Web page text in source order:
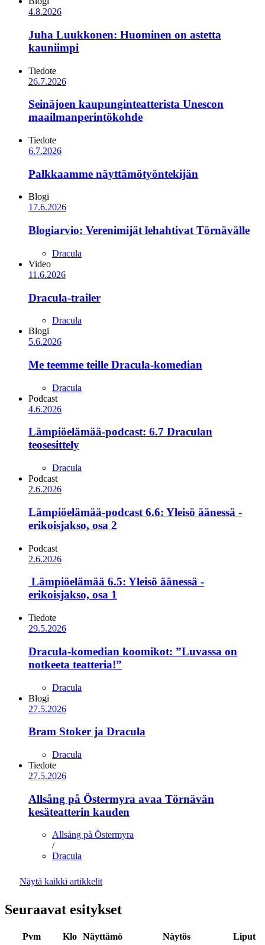
4.8.2026
Juha Luukkonen: Huominen on astetta
kauniimpi
Tiedote
26.7.2026
Seinäjoen kaupunginteatterista Unescon
maailmanperintökohde
Tiedote
6.7.2026
Palkkaamme näyttämötyöntekijän
Blogi
17.6.2026
Blogiarvio: Verenimijät lehahtivat Törnävälle
Dracula
Video
11.6.2026
Dracula-trailer
Dracula
Blogi
5.6.2026
Me teemme teille Dracula-komedian
Dracula
Podcast
4.6.2026
Lämpiöelämää-podcast: 6.7 Draculan
teosesittely
Dracula
Podcast
2.6.2026
Lämpiöelämää-podcast 6.6: Yleisö äänessä -
erikoisjakso, osa 2
Podcast
2.6.2026
Lämpiöelämää 6.5: Yleisö äänessä -
erikoisjakso, osa 1
Tiedote
29.5.2026
Dracula-komedian koomikot: ”Luvassa on
notkeeta teatteria!”
Dracula
Blogi
27.5.2026
Bram Stoker ja Dracula
Dracula
Tiedote
27.5.2026
Allsång på Östermyra avaa Törnävän
kesäteatterin kauden
Allsång på Östermyra
/
Dracula
Näytä kaikki artikkelit
Seuraavat esitykset
Pvm Klo Näyttämö Näytös
Liput